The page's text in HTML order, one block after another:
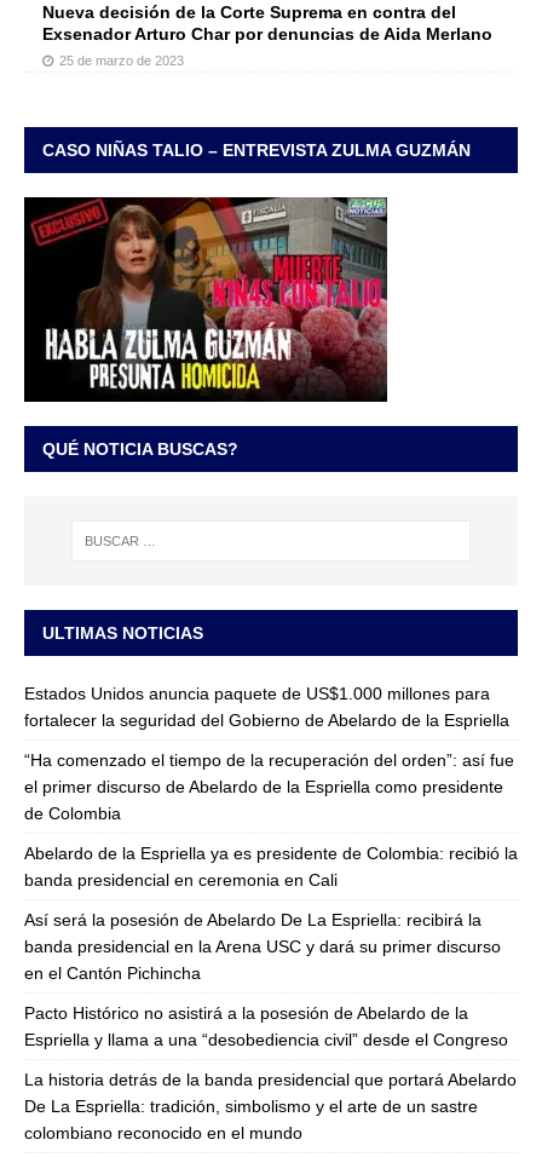
Nueva decisión de la Corte Suprema en contra del
Exsenador Arturo Char por denuncias de Aida Merlano
25 de marzo de 2023
CASO NIÑAS TALIO – ENTREVISTA ZULMA GUZMÁN
QUÉ NOTICIA BUSCAS?
ULTIMAS NOTICIAS
Estados Unidos anuncia paquete de US$1.000 millones para
fortalecer la seguridad del Gobierno de Abelardo de la Espriella
“Ha comenzado el tiempo de la recuperación del orden”: así fue
el primer discurso de Abelardo de la Espriella como presidente
de Colombia
Abelardo de la Espriella ya es presidente de Colombia: recibió la
banda presidencial en ceremonia en Cali
Así será la posesión de Abelardo De La Espriella: recibirá la
banda presidencial en la Arena USC y dará su primer discurso
en el Cantón Pichincha
Pacto Histórico no asistirá a la posesión de Abelardo de la
Espriella y llama a una “desobediencia civil” desde el Congreso
La historia detrás de la banda presidencial que portará Abelardo
De La Espriella: tradición, simbolismo y el arte de un sastre
colombiano reconocido en el mundo